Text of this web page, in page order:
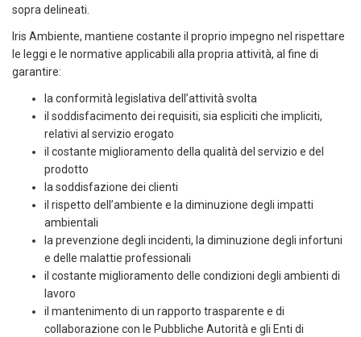
sopra delineati.
Iris Ambiente, mantiene costante il proprio impegno nel rispettare
le leggi e le normative applicabili alla propria attività, al fine di
garantire:
la conformità legislativa dell’attività svolta
il soddisfacimento dei requisiti, sia espliciti che impliciti,
relativi al servizio erogato
il costante miglioramento della qualità del servizio e del
prodotto
la soddisfazione dei clienti
il rispetto dell’ambiente e la diminuzione degli impatti
ambientali
la prevenzione degli incidenti, la diminuzione degli infortuni
e delle malattie professionali
il costante miglioramento delle condizioni degli ambienti di
lavoro
il mantenimento di un rapporto trasparente e di
collaborazione con le Pubbliche Autorità e gli Enti di